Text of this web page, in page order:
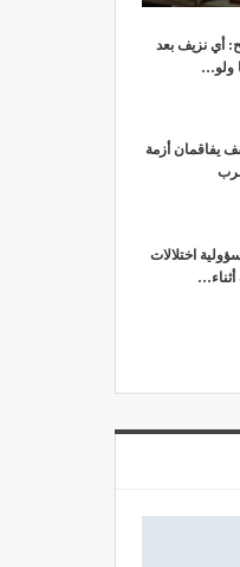
أي نزيف بعد
ولو…
يفاقمان أزمة
اختلالات